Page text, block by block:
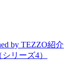
by TEZZO紹介
リーズ4）